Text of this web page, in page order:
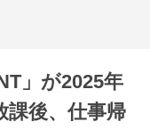
」が2025年
課後、仕事帰